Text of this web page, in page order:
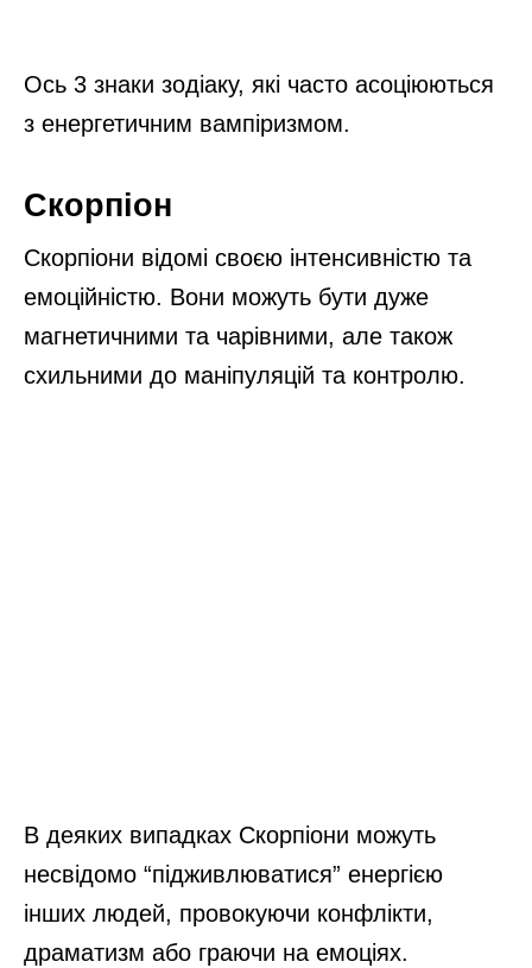
Ось 3 знаки зодіаку, які часто асоціюються
з енергетичним вампіризмом.
Скорпіон
Скорпіони відомі своєю інтенсивністю та
емоційністю. Вони можуть бути дуже
магнетичними та чарівними, але також
схильними до маніпуляцій та контролю.
В деяких випадках Скорпіони можуть
несвідомо “підживлюватися” енергією
інших людей, провокуючи конфлікти,
драматизм або граючи на емоціях.